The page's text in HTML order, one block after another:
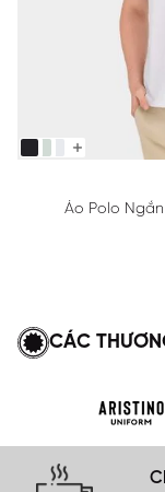
Áo Polo
CÁC